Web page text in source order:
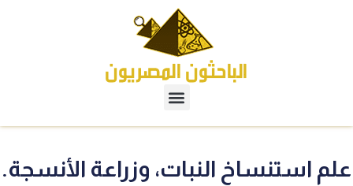
علم استنساخ النبات، وزراعة الأنسجة.